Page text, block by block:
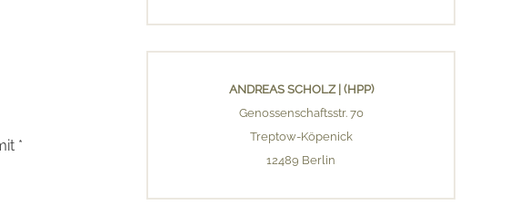
*
ANDREAS SCHOLZ | (HPP)
Genossenschaftsstr. 70
Treptow-Köpenick
12489 Berlin